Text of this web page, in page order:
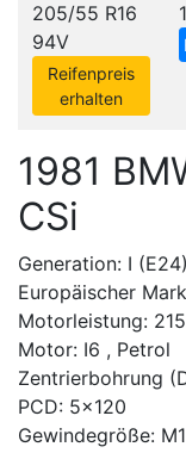
205/55 R16
94V
Reifenpreis
erhalten
1981
CSi
Generation: I
Europäischer
Motorleistung:
Motor: I6 , Petrol
Zentrierbohrung
PCD: 5x120
Gewindegröße: